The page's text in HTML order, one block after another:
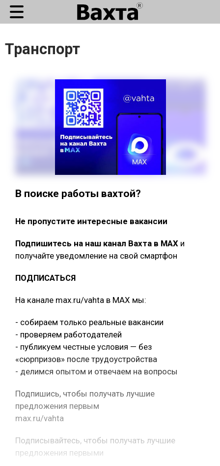
Транспорт
В поиске работы вахтой?
Не пропустите интересные вакансии
Подпишитесь на наш канал Вахта в МАХ и
получайте уведомление на свой смартфон
ПОДПИСАТЬСЯ
На канале max.ru/vahta в MAX мы:
- собираем только реальные вакансии
- проверяем работодателей
- публикуем честные условия — без
«сюрпризов» после трудоустройства
- делимся опытом и отвечаем на вопросы
Подпишись, чтобы получать лучшие
предложения первым
max.ru/vahta
Подписывайтесь, чтобы получать лучшие
предложения первыми